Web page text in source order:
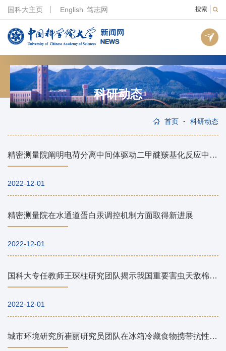
搜索
国科大主页 English 笃志网
科研动态
首页 - 科研动态
精密测量院阐明电荷分离中间体驱动二甲醚羰基化反应中乙酸甲酯生成的反应机理
2022-12-01
精密测量院在水通道蛋白汞调控机制方面取得新进展
2022-12-01
国科大专任教师王琛柱研究团队揭示我国重要害虫天敌棉铃虫齿唇姬蜂的性信息素通信机制
2022-12-01
城市环境研究所崔丽研究员团队在冰箱冷藏食物携带抗性组和病原菌微生物风险研究方面取得进展